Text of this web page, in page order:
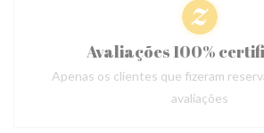
Avaliações 100%
Apenas os clientes que fizeram
avaliações